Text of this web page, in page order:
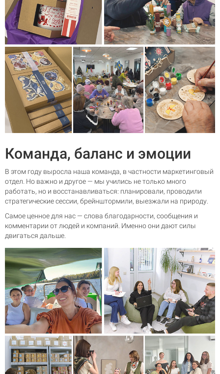
Команда, баланс и эмоции
В этом году выросла наша команда, в частности маркетинговый
отдел. Но важно и другое — мы учились не только много
работать, но и восстанавливаться: планировали, проводили
стратегические сессии, брейнштормили, выезжали на природу.
Самое ценное для нас — слова благодарности, сообщения и
комментарии от людей и компаний. Именно они дают силы
двигаться дальше.